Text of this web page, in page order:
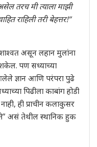
तरच मी त्याला माझी
राहिली तरी बेहत्तर!”
शाश्वत असून लहान मुलांना
शकेल. पण सध्याच्या
ज्ञान आणि परंपरा पुढे
पिढीला काबांग होडी
ही प्राचीन कलाकुसर
असं तेथील स्थानिक हुक